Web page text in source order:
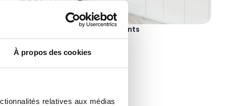
À propos des cookies
relatives aux médias
Salle de jeux des enfants